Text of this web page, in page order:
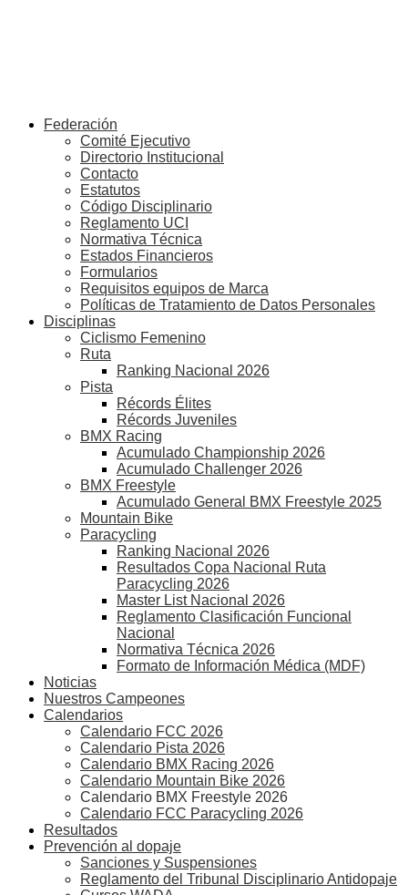
Federación
Comité Ejecutivo
Directorio Institucional
Contacto
Estatutos
Código Disciplinario
Reglamento UCI
Normativa Técnica
Estados Financieros
Formularios
Requisitos equipos de Marca
Políticas de Tratamiento de Datos Personales
Disciplinas
Ciclismo Femenino
Ruta
Ranking Nacional 2026
Pista
Récords Élites
Récords Juveniles
BMX Racing
Acumulado Championship 2026
Acumulado Challenger 2026
BMX Freestyle
Acumulado General BMX Freestyle 2025
Mountain Bike
Paracycling
Ranking Nacional 2026
Resultados Copa Nacional Ruta
Paracycling 2026
Master List Nacional 2026
Reglamento Clasificación Funcional
Nacional
Normativa Técnica 2026
Formato de Información Médica (MDF)
Noticias
Nuestros Campeones
Calendarios
Calendario FCC 2026
Calendario Pista 2026
Calendario BMX Racing 2026
Calendario Mountain Bike 2026
Calendario BMX Freestyle 2026
Calendario FCC Paracycling 2026
Resultados
Prevención al dopaje
Sanciones y Suspensiones
Reglamento del Tribunal Disciplinario Antidopaje